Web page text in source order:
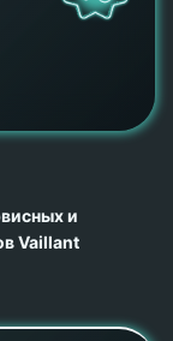
и
Vaillant